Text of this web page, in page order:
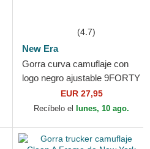
(4.7)
New Era
Gorra curva camuflaje con
logo negro ajustable 9FORTY
Essential de New York
Yankees MLB de New Era
EUR 27,95
Recíbelo el lunes, 10 ago.